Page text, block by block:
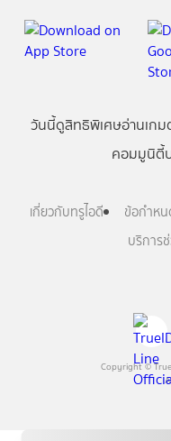
Copyright ©
วันนี้ดูสิทธิพิเศษอ่านเกม
คอมมูนิตี้
เกี่ยวกับทรูไอดี ข้อกำหน
บริการ